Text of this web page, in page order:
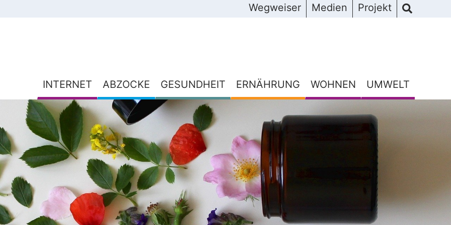
Wegweiser Medien Projekt
INTERNET ABZOCKE GESUNDHEIT ERNÄHRUNG WOHNEN UMWELT